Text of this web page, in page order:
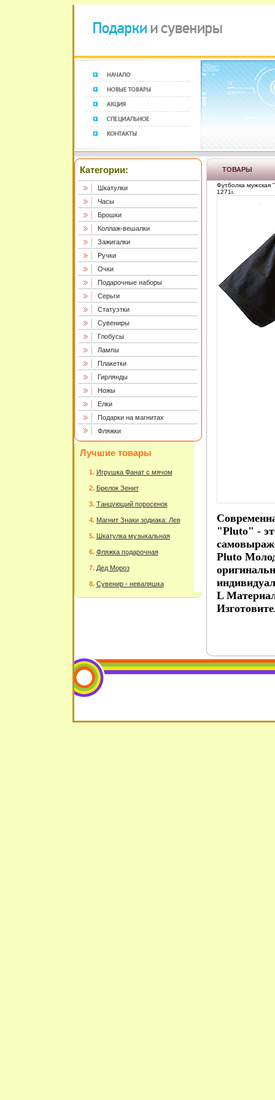
Категории:
Шкатулки
Часы
Брошки
Коллаж-вешалки
Зажигалки
Ручки
Очки
Подарочные наборы
Серьги
Статуэтки
Сувениры
Глобусы
Лампы
Плакетки
Гирлянды
Ножы
Елки
Подарки на магнитах
Фляжки
Лучшие товары
Игрушка Фанат с мячом
Брелок Зенит
Танцующий поросенок
Магнит Знаки зодиака: Лев
Шкатулка музыкальная
Фляжка подарочная
Дед Мороз
Сувенир - неваляшка
ТОВАРЫ
Футболка мужская
1271i.
"Pluto" -
Pluto
L